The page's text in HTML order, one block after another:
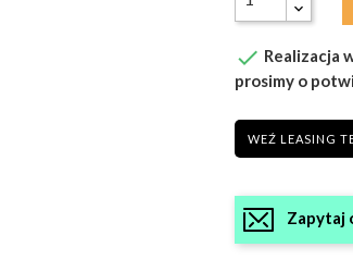
 Realizacja
prosimy o
WEŹ LEASING
Zapytaj